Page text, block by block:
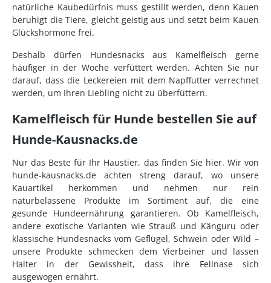
natürliche Kaubedürfnis muss gestillt werden, denn Kauen
beruhigt die Tiere, gleicht geistig aus und setzt beim Kauen
Glückshormone frei.
Deshalb dürfen Hundesnacks aus Kamelfleisch gerne
häufiger in der Woche verfüttert werden. Achten Sie nur
darauf, dass die Leckereien mit dem Napffutter verrechnet
werden, um Ihren Liebling nicht zu überfüttern.
Kamelfleisch für Hunde bestellen Sie auf
Hunde-Kausnacks.de
Nur das Beste für Ihr Haustier, das finden Sie hier. Wir von
hunde-kausnacks.de achten streng darauf, wo unsere
Kauartikel herkommen und nehmen nur rein
naturbelassene Produkte im Sortiment auf, die eine
gesunde Hundeernährung garantieren. Ob Kamelfleisch,
andere exotische Varianten wie Strauß und Känguru oder
klassische Hundesnacks vom Geflügel, Schwein oder Wild –
unsere Produkte schmecken dem Vierbeiner und lassen
Halter in der Gewissheit, dass ihre Fellnase sich
ausgewogen ernährt.